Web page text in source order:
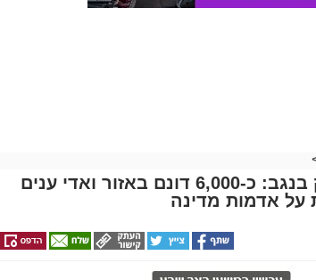
מבצע נטיעות ענק בנגב: כ-6,000 דונם באזור ואדי ענים
על אדמות מדינה